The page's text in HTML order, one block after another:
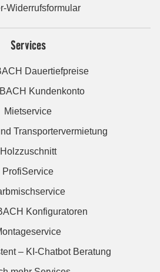
Widerrufsformular
Services
Dauertiefpreise
Kundenkonto
Mietservice
Transportervermietung
Holzzuschnitt
ProfiService
Konfiguratoren
– KI-Chatbot Beratung